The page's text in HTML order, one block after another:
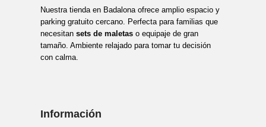
Nuestra tienda en Badalona ofrece amplio espacio y
parking gratuito cercano. Perfecta para familias que
necesitan sets de maletaso equipaje de gran
tamaño. Ambiente relajado para tomar tu decisión
con calma.
Información